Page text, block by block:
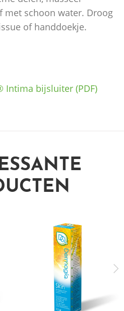
met schoon water. Droog
of handdoekje.
Intima bijsluiter (PDF)